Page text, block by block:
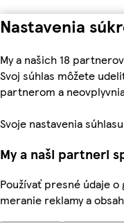
Nastavenia
My a našich 18
Svoj súhlas môžete
partnerom a
Svoje nastavenia
My a naši partneri
Používať presné údaje
meranie reklamy a